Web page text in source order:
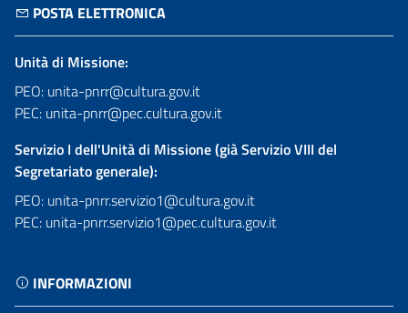
POSTA ELETTRONICA
Unità di Missione:
PEO: unita-pnrr@cultura.gov.it
PEC: unita-pnrr@pec.cultura.gov.it
Servizio I dell'Unità di Missione (già Servizio VIII del
Segretariato generale):
PEO: unita-pnrr.servizio1@cultura.gov.it
PEC: unita-pnrr.servizio1@pec.cultura.gov.it
INFORMAZIONI